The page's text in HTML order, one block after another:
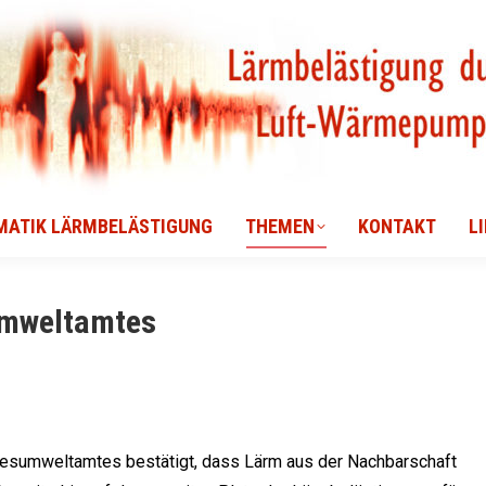
LÄRMBELÄSTIGUNG THEMEN KONTAKT
bestätigt, dass Lärm aus der Nachbarschaft
LÄRMBELÄSTIGUNG THEMEN KONTAKT